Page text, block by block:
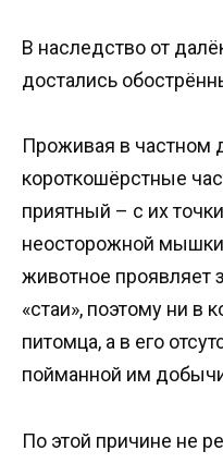
В наследство от
достались
Проживая в частном
короткошёрстные
приятный – с их
неосторожной мышки
животное проявляет
«стаи», поэтому ни в
питомца, а в его
пойманной им
По этой причине не